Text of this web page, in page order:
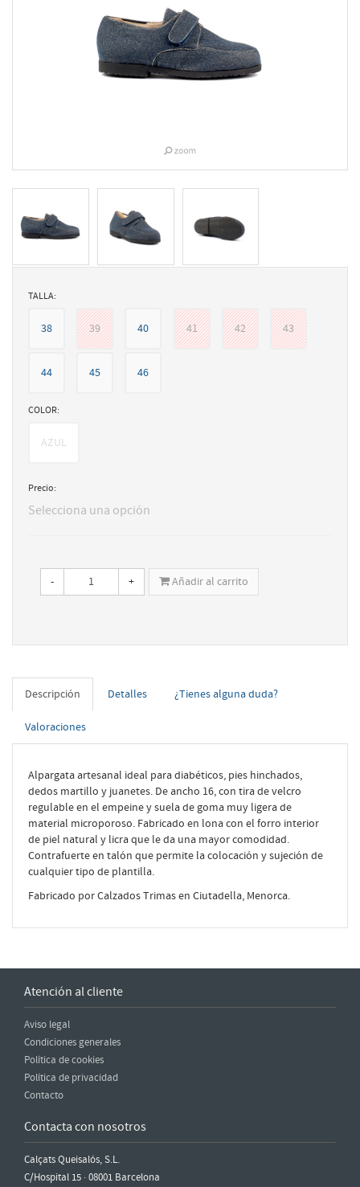
TALLA:
38 39 40 41 42 43
44 45 46
COLOR:
AZUL
Precio:
Selecciona una opción
- + Añadir al carrito
Descripción Detalles ¿Tienes alguna duda?
Valoraciones
Alpargata artesanal ideal para diabéticos, pies hinchados,
dedos martillo y juanetes. De ancho 16, con tira de velcro
regulable en el empeine y suela de goma muy ligera de
material microporoso. Fabricado en lona con el forro interior
de piel natural y licra que le da una mayor comodidad.
Contrafuerte en talón que permite la colocación y sujeción de
cualquier tipo de plantilla.
Fabricado por Calzados Trimas en Ciutadella, Menorca.
Atención al cliente
Aviso legal
Condiciones generales
Política de cookies
Política de privacidad
Contacto
Contacta con nosotros
Calçats Queisalós, S.L.
C/Hospital 15 · 08001 Barcelona